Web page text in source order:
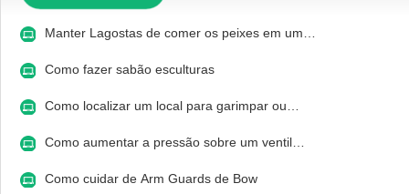
Manter Lagostas de comer os peixes em um…
Como fazer sabão esculturas
Como localizar um local para garimpar ou…
Como aumentar a pressão sobre um ventil…
Como cuidar de Arm Guards de Bow